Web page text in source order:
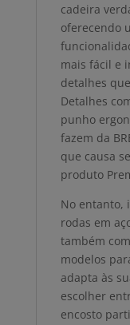
cadeira
oferecendo
mais fácil e
detalhes
Detalhes
punho
fazem da
que causa
produto
No entanto,
rodas em
também
modelos
adapta às
escolher
encosto